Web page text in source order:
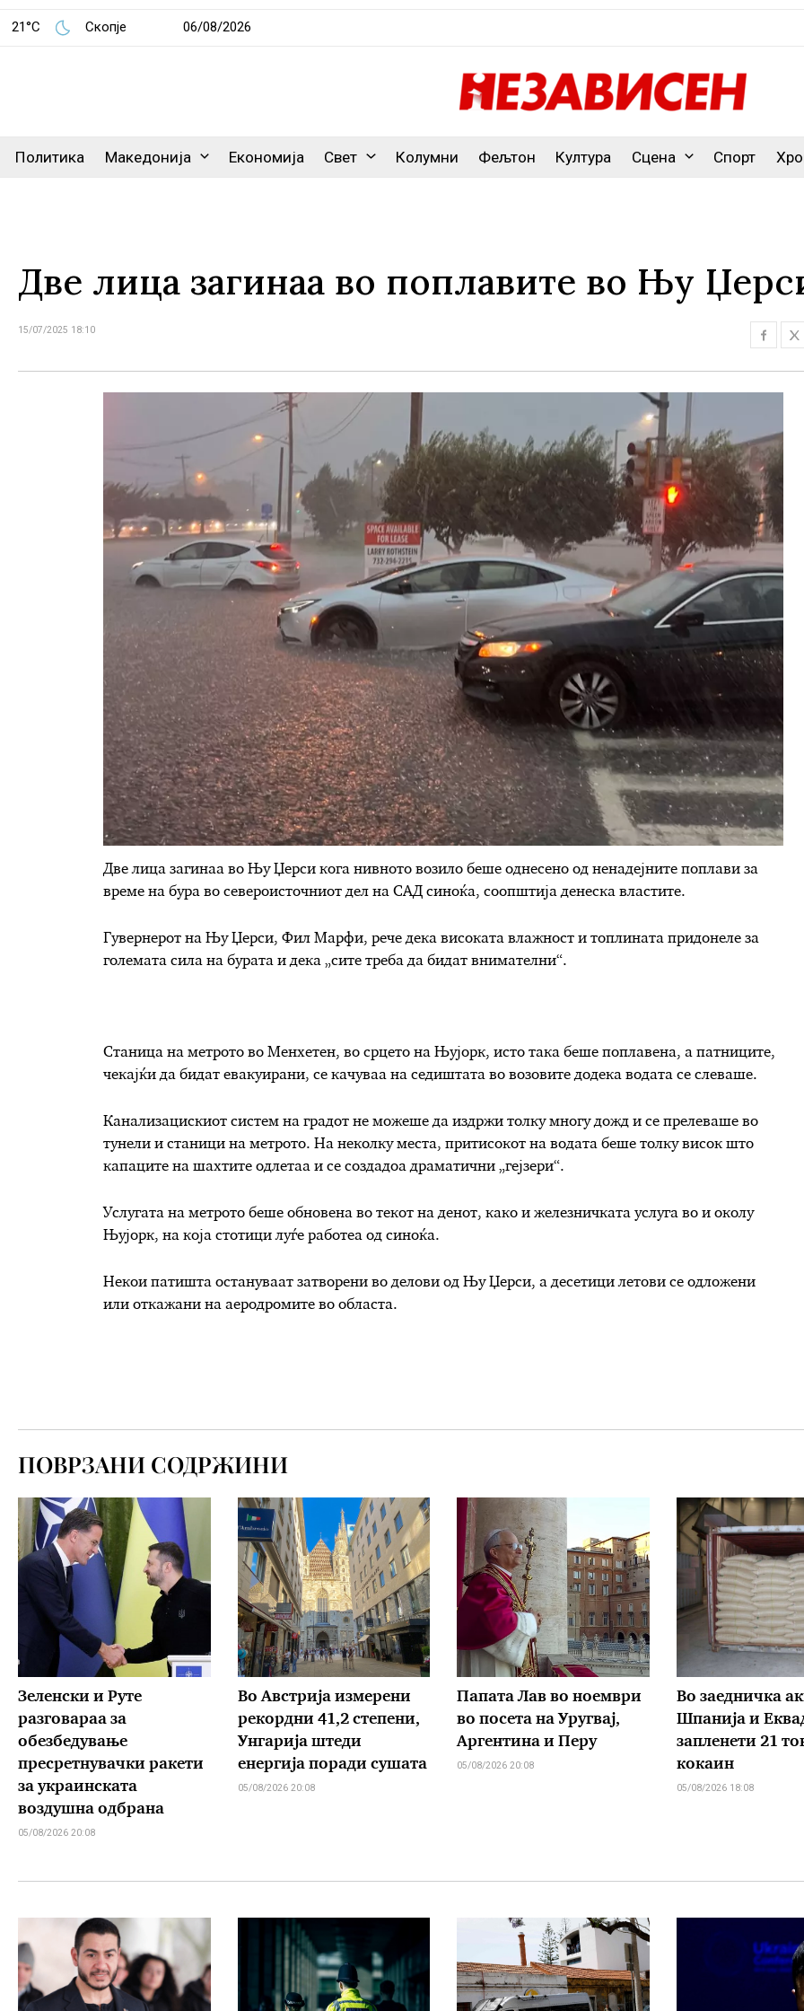
21°C Скопје 06/08/2026
Политика Македонија Економија Свет Колумни Фељтон Култура Сцена Спорт
Две лица загинаа во поплавите во Њу
15/07/2025 18:10
Две лица загинаа во Њу Џерси кога нивното возило беше однесено од ненадејните поплави за
време на бура во североисточниот дел на САД синоќа, соопштија денеска властите.
Гувернерот на Њу Џерси, Фил Марфи, рече дека високата влажност и топлината придонеле за
големата сила на бурата и дека „сите треба да бидат внимателни“.
Станица на метрото во Менхетен, во срцето на Њујорк, исто така беше поплавена, а патниците,
чекајќи да бидат евакуирани, се качуваа на седиштата во возовите додека водата се слеваше.
Канализацискиот систем на градот не можеше да издржи толку многу дожд и се прелеваше во
тунели и станици на метрото. На неколку места, притисокот на водата беше толку висок што
капаците на шахтите одлетаа и се создадоа драматични „гејзери“.
Услугата на метрото беше обновена во текот на денот, како и железничката услуга во и околу
Њујорк, на која стотици луѓе работеа од синоќа.
Некои патишта остануваат затворени во делови од Њу Џерси, а десетици летови се одложени
или откажани на аеродромите во областа.
ПОВРЗАНИ СОДРЖИНИ
Зеленски и Руте
разговараа за
обезбедување
пресретнувачки ракети
за украинската
воздушна одбрана
05/08/2026 20:08
Во Австрија измерени
рекордни 41,2 степени,
Унгарија штеди
енергија поради сушата
05/08/2026 20:08
Папата Лав во ноември
во посета на Уругвај,
Аргентина и Перу
05/08/2026 20:08
Во заедничка
Шпанија и
запленети 21
кокаин
05/08/2026 18:08